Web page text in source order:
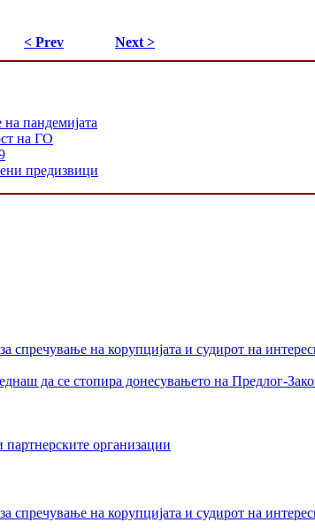
< Prev Next >
пандемијата
на ГО
предизвици
спречување на корупцијата и судирот на
да се стопира донесувањето на Предлог-
организации
спречување на корупцијата и судирот на